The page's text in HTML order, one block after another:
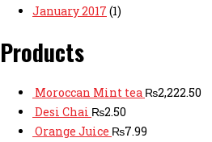
January 2017 (1)
Products
Moroccan Mint tea ₨2,222.50
Desi Chai ₨2.50
Orange Juice ₨7.99